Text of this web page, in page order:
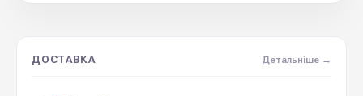
ДОСТАВКА Детальніше →